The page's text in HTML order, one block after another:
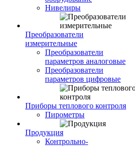
Нивелиры
Преобразователи
измерительные
Преобразователи
параметров аналоговые
Преобразователи
параметров цифровые
Приборы теплового контроля
Пирометры
Продукция
Контрольно-